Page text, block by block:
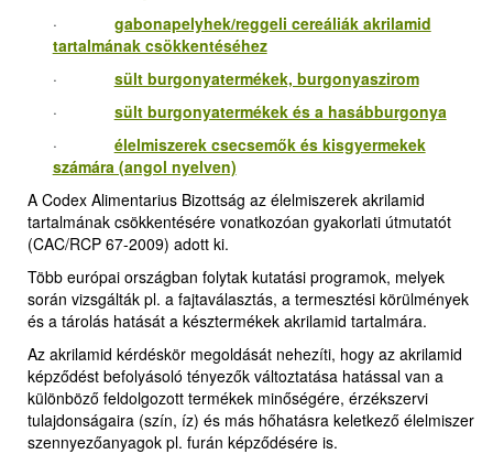
· gabonapelyhek/reggeli cereáliák akrilamid
tartalmának csökkentéséhez
· sült burgonyatermékek, burgonyaszirom
· sült burgonyatermékek és a hasábburgonya
· élelmiszerek csecsemők és kisgyermekek
számára (angol nyelven)
A Codex Alimentarius Bizottság az élelmiszerek akrilamid
tartalmának csökkentésére vonatkozóan gyakorlati útmutatót
(CAC/RCP 67-2009) adott ki.
Több európai országban folytak kutatási programok, melyek
során vizsgálták pl. a fajtaválasztás, a termesztési körülmények
és a tárolás hatását a késztermékek akrilamid tartalmára.
Az akrilamid kérdéskör megoldását nehezíti, hogy az akrilamid
képződést befolyásoló tényezők változtatása hatással van a
különböző feldolgozott termékek minőségére, érzékszervi
tulajdonságaira (szín, íz) és más hőhatásra keletkező élelmiszer
szennyezőanyagok pl. furán képződésére is.